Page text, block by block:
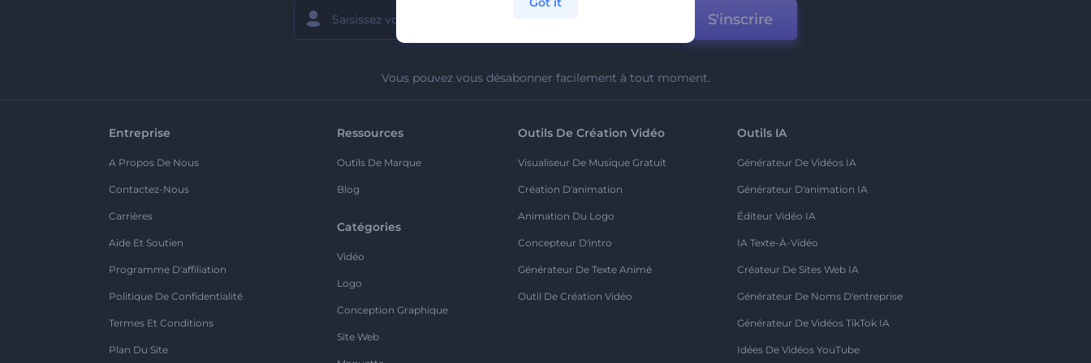
S'inscrire
Vous pouvez vous désabonner facilement à tout moment.
Entreprise
A Propos De Nous
Contactez-Nous
Carrières
Aide Et Soutien
Programme D'affiliation
Politique De Confidentialité
Termes Et Conditions
Plan Du Site
Ressources
Outils De Marque
Blog
Catégories
Vidéo
Logo
Conception Graphique
Site Web
Outils De Création Vidéo
Visualiseur De Musique Gratuit
Création D'animation
Animation Du Logo
Concepteur D'intro
Générateur De Texte Animé
Outil De Création Vidéo
Outils IA
Générateur De Vidéos IA
Générateur D'animation IA
Éditeur Vidéo IA
IA Texte-À-Vidéo
Créateur De Sites Web IA
Générateur De Noms D'entreprise
Générateur De Vidéos TikTok IA
Idées De Vidéos YouTube